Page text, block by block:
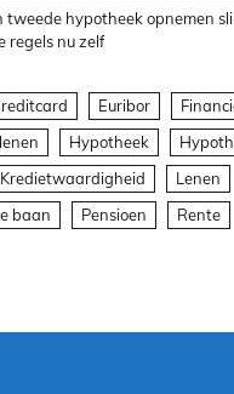
tweede hypotheek opnemen
regels nu zelf
Euribor
Hypotheek
Kredietwaardigheid Lenen
baan Pensioen Rente